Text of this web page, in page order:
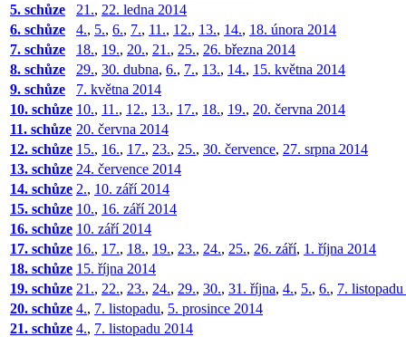
5. schůze
21., 22. ledna 2014
6. schůze
4., 5., 6., 7., 11., 12., 13., 14., 18. února 2014
7. schůze
18., 19., 20., 21., 25., 26. března 2014
8. schůze
29., 30. dubna, 6., 7., 13., 14., 15. května 2014
9. schůze
7. května 2014
10. schůze 10., 11., 12., 13., 17., 18., 19., 20. června 2014
11. schůze 20. června 2014
12. schůze 15., 16., 17., 23., 25., 30. července, 27. srpna 2014
13. schůze 24. července 2014
14. schůze 2., 10. září 2014
15. schůze 10., 16. září 2014
16. schůze 10. září 2014
17. schůze 16., 17., 18., 19., 23., 24., 25., 26. září, 1. října 2014
18. schůze 15. října 2014
19. schůze 21., 22., 23., 24., 29., 30., 31. října, 4., 5., 6., 7.
20. schůze 4., 7. listopadu, 5. prosince 2014
21. schůze 4., 7. listopadu 2014